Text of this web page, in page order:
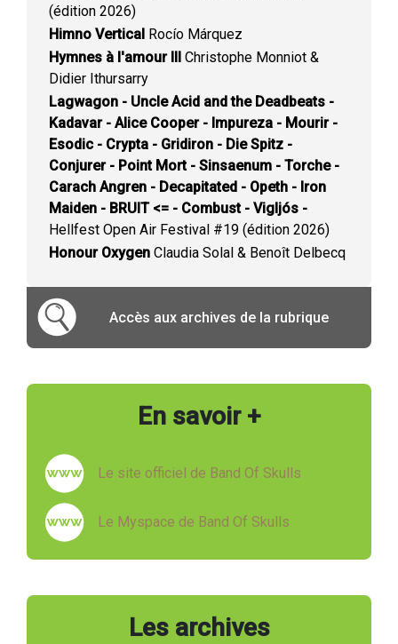
(édition 2026)
Himno Vertical Rocío Márquez
Hymnes à l'amour III Christophe Monniot &
Didier Ithursarry
Lagwagon - Uncle Acid and the Deadbeats -
Kadavar - Alice Cooper - Impureza - Mourir -
Esodic - Crypta - Gridiron - Die Spitz -
Conjurer - Point Mort - Sinsaenum - Torche -
Carach Angren - Decapitated - Opeth - Iron
Maiden - BRUIT <= - Combust - Vigljós -
Hellfest Open Air Festival #19 (édition 2026)
Honour Oxygen Claudia Solal & Benoît Delbecq
Accès aux archives de la rubrique
En savoir +
Le site officiel de Band Of Skulls
Le Myspace de Band Of Skulls
Les archives